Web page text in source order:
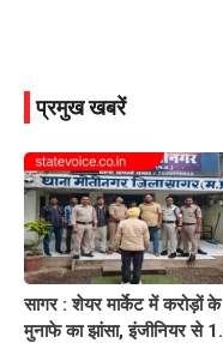
प्रमुख खबरें
सागर : शेयर मार्केट में करोड़ों के
मुनाफे का झांसा, इंजीनियर से